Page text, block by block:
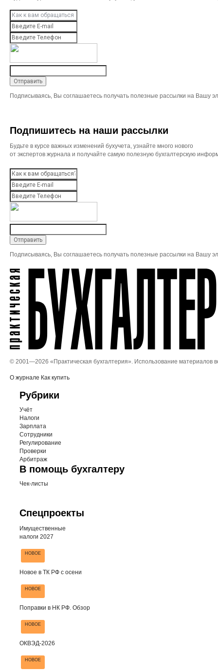
Подписываясь, Вы соглашаетесь получать полезные рассылки на Вашу
Подпишитесь на наши рассылки
Будьте в курсе важных изменений бухучета, узнайте много нового
от экспертов журнала и получайте самую полезную бухгалтерскую
Подписываясь, Вы соглашаетесь получать полезные рассылки на Вашу
© 2001—2026 «Практическая бухгалтерия». Использование
О журнале Как купить
Рубрики
Учёт
Налоги
Зарплата
Сотрудники
Регулирование
Проверки
Арбитраж
В помощь бухгалтеру
Чек-листы
Спецпроекты
Имущественные
налоги 2027
НОВОЕ
Новое в ТК РФ с осени
НОВОЕ
Поправки в НК РФ. Обзор
НОВОЕ
ОКВЭД-2026
НОВОЕ